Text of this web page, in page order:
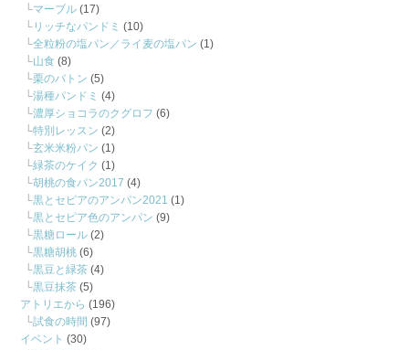
マーブル (17)
リッチなパンドミ (10)
全粒粉の塩パン／ライ麦の塩パン (1)
山食 (8)
栗のバトン (5)
湯種パンドミ (4)
濃厚ショコラのクグロフ (6)
特別レッスン (2)
玄米米粉パン (1)
緑茶のケイク (1)
胡桃の食パン2017 (4)
黒とセピアのアンパン2021 (1)
黒とセピア色のアンパン (9)
黒糖ロール (2)
黒糖胡桃 (6)
黒豆と緑茶 (4)
黒豆抹茶 (5)
アトリエから (196)
試食の時間 (97)
イベント (30)